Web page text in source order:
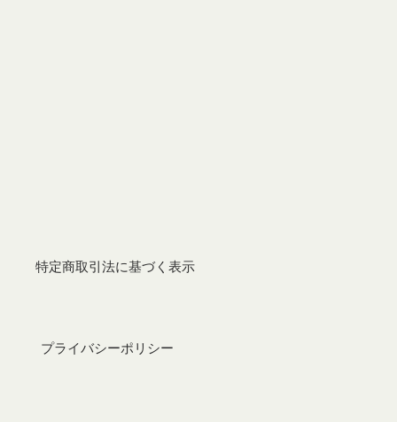
特定商取引法に基づく表示
プライバシーポリシー